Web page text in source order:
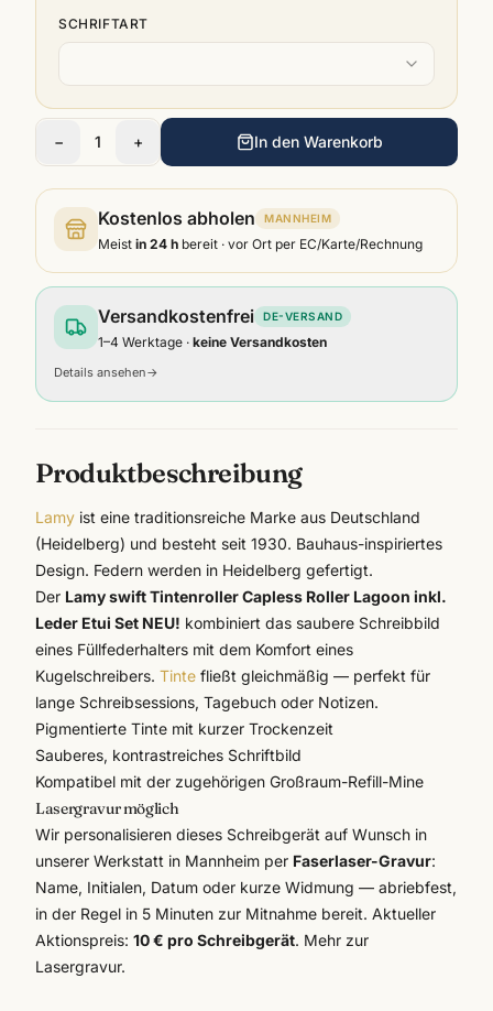
SCHRIFTART
− 1 + In den Warenkorb
Kostenlos abholen MANNHEIM
Meist in 24 h bereit · vor Ort per EC/Karte/Rechnung
Versandkostenfrei DE-VERSAND
1–4 Werktage · keine Versandkosten
Details ansehen→
Produktbeschreibung
Lamy ist eine traditionsreiche Marke aus Deutschland
(Heidelberg) und besteht seit 1930. Bauhaus-inspiriertes
Design. Federn werden in Heidelberg gefertigt.
Der Lamy swift Tintenroller Capless Roller Lagoon inkl.
Leder Etui Set NEU! kombiniert das saubere Schreibbild
eines Füllfederhalters mit dem Komfort eines
Kugelschreibers. Tinte fließt gleichmäßig — perfekt für
lange Schreibsessions, Tagebuch oder Notizen.
Pigmentierte Tinte mit kurzer Trockenzeit
Sauberes, kontrastreiches Schriftbild
Kompatibel mit der zugehörigen Großraum-Refill-Mine
Lasergravur möglich
Wir personalisieren dieses Schreibgerät auf Wunsch in
unserer Werkstatt in Mannheim per Faserlaser-Gravur:
Name, Initialen, Datum oder kurze Widmung — abriebfest,
in der Regel in 5 Minuten zur Mitnahme bereit. Aktueller
Aktionspreis: 10 € pro Schreibgerät. Mehr zur
Lasergravur.